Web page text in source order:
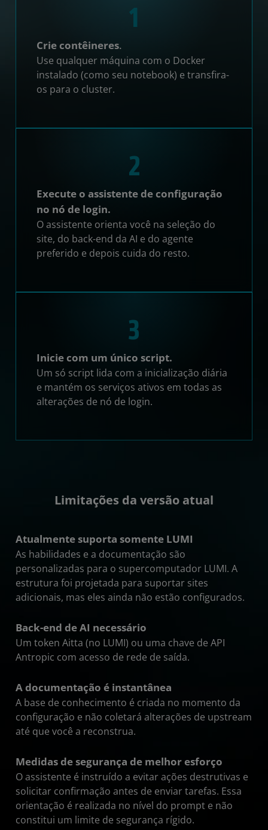
1
Crie contêineres.
Use qualquer máquina com o Docker
instalado (como seu notebook) e transfira-
os para o cluster.
2
Execute o assistente de configuração
no nó de login.
O assistente orienta você na seleção do
site, do back-end da AI e do agente
preferido e depois cuida do resto.
3
Inicie com um único script.
Um só script lida com a inicialização diária
e mantém os serviços ativos em todas as
alterações de nó de login.
Limitações da versão atual
Atualmente suporta somente LUMI
As habilidades e a documentação são
personalizadas para o supercomputador LUMI. A
estrutura foi projetada para suportar sites
adicionais, mas eles ainda não estão configurados.
Back-end de AI necessário
Um token Aitta (no LUMI) ou uma chave de API
Antropic com acesso de rede de saída.
A documentação é instantânea
A base de conhecimento é criada no momento da
configuração e não coletará alterações de upstream
até que você a reconstrua.
Medidas de segurança de melhor esforço
O assistente é instruído a evitar ações destrutivas e
solicitar confirmação antes de enviar tarefas. Essa
orientação é realizada no nível do prompt e não
constitui um limite de segurança rígido.